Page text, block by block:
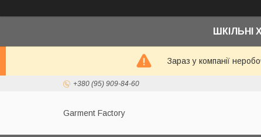
ШКІЛЬНІ
Зараз у компанії
+380 (95) 909-84-60
Garment Factory